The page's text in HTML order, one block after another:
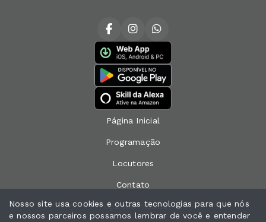
Página Inicial
Programação
Locutores
Contato
Peça sua música
Nosso site usa cookies e outras tecnologias para que nós
e nossos parceiros possamos lembrar de você e entender